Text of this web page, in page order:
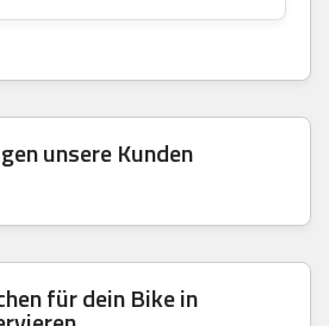
unsere Kunden
für dein Bike in